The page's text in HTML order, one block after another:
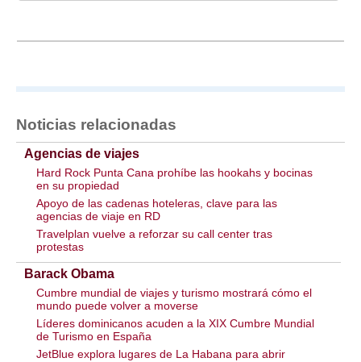
Noticias relacionadas
Agencias de viajes
Hard Rock Punta Cana prohíbe las hookahs y bocinas
en su propiedad
Apoyo de las cadenas hoteleras, clave para las
agencias de viaje en RD
Travelplan vuelve a reforzar su call center tras
protestas
Barack Obama
Cumbre mundial de viajes y turismo mostrará cómo el
mundo puede volver a moverse
Líderes dominicanos acuden a la XIX Cumbre Mundial
de Turismo en España
JetBlue explora lugares de La Habana para abrir